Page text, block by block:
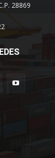
28869